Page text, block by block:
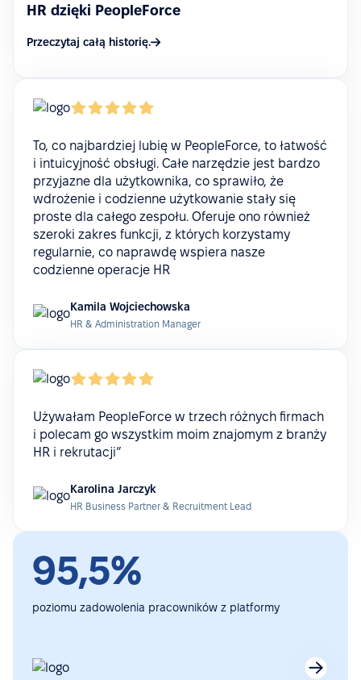
HR dzięki PeopleForce
Przeczytaj całą historię.
To, co najbardziej lubię w PeopleForce, to łatwość
i intuicyjność obsługi. Całe narzędzie jest bardzo
przyjazne dla użytkownika, co sprawiło, że
wdrożenie i codzienne użytkowanie stały się
proste dla całego zespołu. Oferuje ono również
szeroki zakres funkcji, z których korzystamy
regularnie, co naprawdę wspiera nasze
codzienne operacje HR
Kamila Wojciechowska
HR & Administration Manager
Używałam PeopleForce w trzech różnych firmach
i polecam go wszystkim moim znajomym z branży
HR i rekrutacji”
Karolina Jarczyk
HR Business Partner & Recruitment Lead
95,5%
poziomu zadowolenia pracowników z platformy